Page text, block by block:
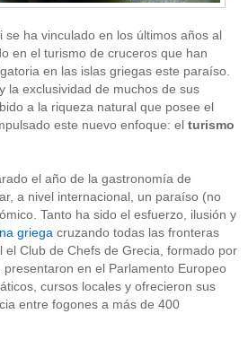
se ha vinculado en los últimos años al
en el turismo de cruceros que han
en las islas griegas este paraíso.
la exclusividad de muchos de sus
a la riqueza natural que posee el
este nuevo enfoque: el turismo
el año de la gastronomía de
a nivel internacional, un paraíso (no
Tanto ha sido el esfuerzo, ilusión y
griega cruzando todas las fronteras
el Club de Chefs de Grecia, formado por
en el Parlamento Europeo
cursos locales y ofrecieron sus
entre fogones a más de 400